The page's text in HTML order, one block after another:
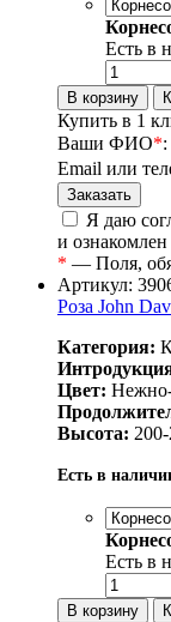
Есть в
Купить в 1
Ваши ФИО*:
Email или
Я даю
и ознакомлен
* — Поля,
Артикул:
Роза John
Категория:
Цвет:
Высота:
Есть в
Есть в